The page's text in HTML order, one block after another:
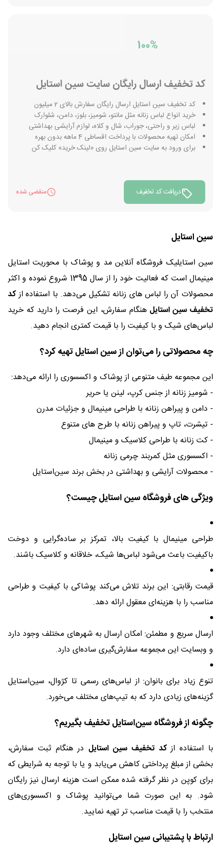
100%
کد تخفیف ارسال رایگان سایت سین استایل
کد تخفیف سین استایل ارسال رایگان سفارش بالای 2 میلیون
خرید انواع لباس زنانه مثل مانتو، شومیز، بلوز، دامن، شلوارک
لباس زیر و راحتی، جوراب، شال و کلاه، لوازم آرایشی بهداشتی
امکان تهیه محصولات با پرداخت اقساطی 4 ماهه بدون بهره
برای ورود به سایت سین استایل روی «لینک خرید» کلیک کن
دریافت کد تخفیف منقضی شده
سین استایل
سین استایلیک فروشگاه آنلاین مد و پوشاک با محوریت استایل
مینیمال است که فعالیت خود را از سال 1395 شروع نموده و اکثر
محصولات آن را لباس های زنانه تشکیل می‌دهد. با استفاده ازکد
تخفیف سین استایل هنگام سفارش، این فرصت را دارید که خرید
لباس‌های شیک و با کیفیت را با قیمت کمتری انجام دهید.
چه محصولاتی را می‌توان از سین استایل تهیه کرد؟
این مجموعه طیف متنوعی از پوشاک و اکسسوری را ارائه می‌دهد:
- شومیز زنانه از جنس کرپ، لینن یا حریر
- دامن و پیراهن زنانه با طراحی مینیمال و جزئیات مدرن
- تیشرت، تاپ و پیراهن زنانه با طرح های متنوع
- کت زنانه با طراحی کلاسیک و مینیمال
- اکسسوری مثل کمربند چرمی زنانه
- محصولات آرایشی و بهداشتی در بخش برند سین‌استایل
ویژگی های فروشگاه سین استایل چیست؟
طراحی مینیمال با کیفیت بالا، تمرکز بر ساده‌گرایی و دوخت
باکیفیت باعث می‌شود لباس‌ها شیک، خلاقانه و کلاسیک باشند.
قیمت رقابتی: این برند تلاش می‌کند پوشاکی با کیفیت و طراحی
مناسب را با هزینه‌ای معقول ارائه دهد.
ارسال سریع و مطمئن: امکان ارسال به شهرهای مختلف وجود دارد
و وبسایت این مجموعه سفارش‌گیری ساده‌ای دارد.
تنوع زیاد برای بانوان: از لباس‌های رسمی تا کژوال، سین‌استایل
گزینه‌های زیادی دارد که به تیپ‌های مختلف می‌خورد.
چگونه از فروشگاه سین‌استایل تخفیف بگیریم؟
با استفاده ازکد تخفیف سین استایل در هنگام ثبت سفارش،
بخشی از مبلغ پرداختی کاهش می‌یابد و یا با توجه به شرایطی که
برای کوپن در نظر گرفته شده ممکن است هزینه ارسال نیز رایگان
شود. به این صورت شما می‌توانید پوشاک و اکسسوری‌های
منتخب را با قیمت مناسب تر تهیه نمایید.
ارتباط با پشتیبانی سین استایل